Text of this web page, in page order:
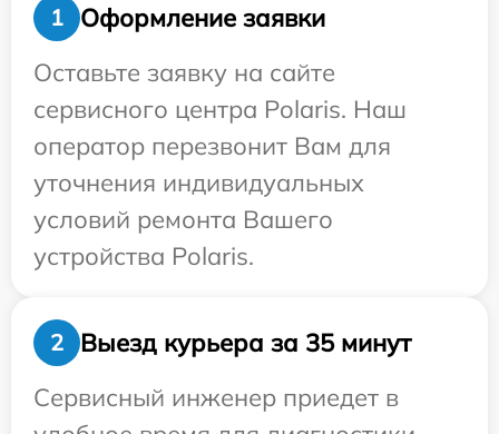
1
Оформление заявки
Оставьте заявку на сайте
сервисного центра Polaris. Наш
оператор перезвонит Вам для
уточнения индивидуальных
условий ремонта Вашего
устройства Polaris.
2
Выезд курьера за 35 минут
Сервисный инженер приедет в